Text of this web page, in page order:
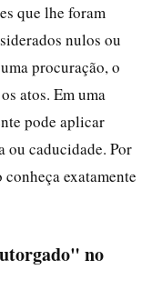
que lhe foram
nulos ou
procuração, o
atos. Em uma
pode aplicar
ou caducidade. Por
exatamente
no